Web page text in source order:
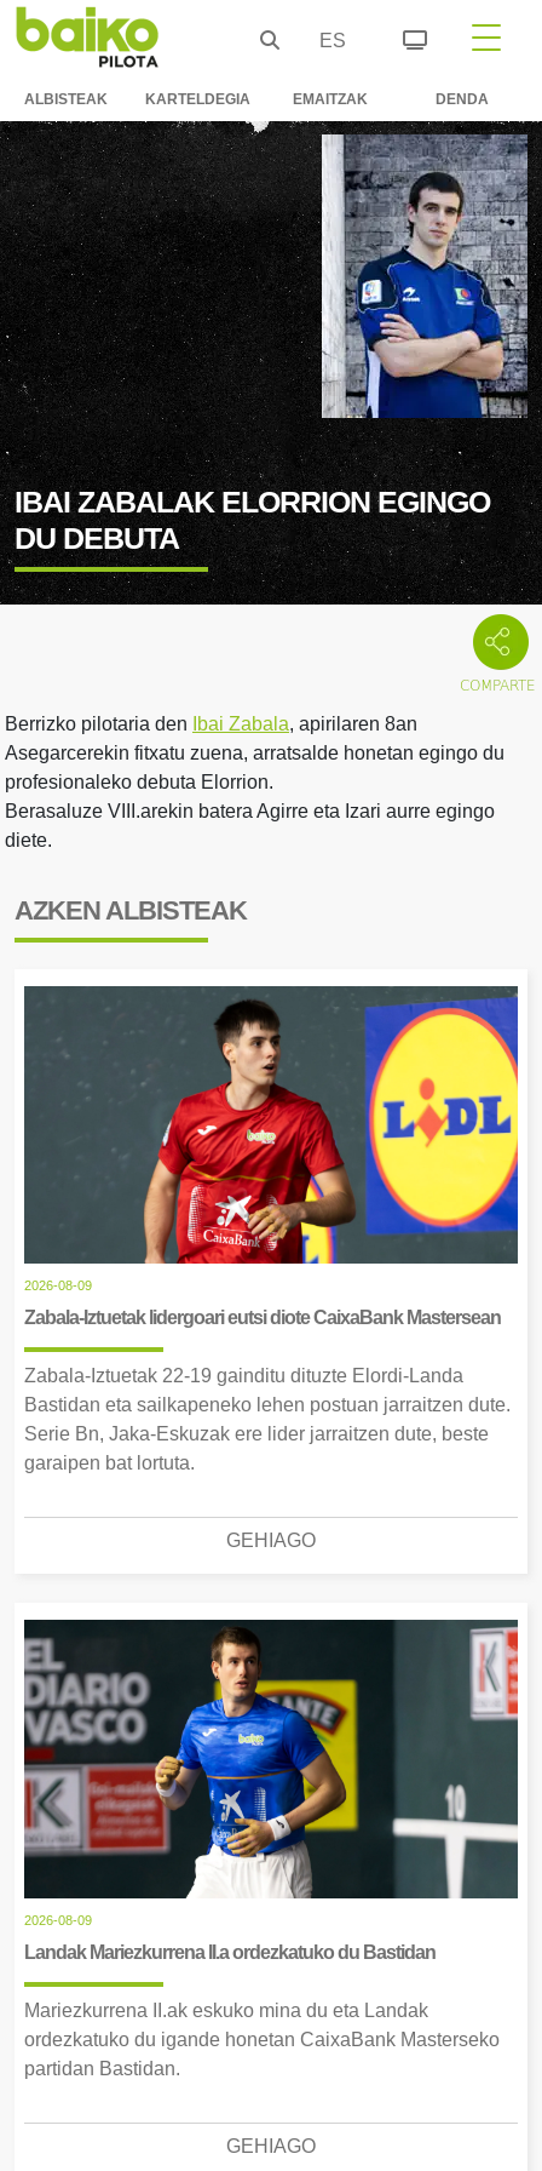
ES
ALBISTEAK KARTELDEGIA EMAITZAK DENDA
IBAI ZABALAK ELORRION EGINGO
DU DEBUTA
Berrizko pilotaria den Ibai Zabala, apirilaren 8an
Asegarcerekin fitxatu zuena, arratsalde honetan egingo du
profesionaleko debuta Elorrion.
Berasaluze VIII.arekin batera Agirre eta Izari aurre egingo
diete.
AZKEN ALBISTEAK
2026-08-09
Zabala-Iztuetak lidergoari eutsi diote CaixaBank Mastersean
Zabala-Iztuetak 22-19 gainditu dituzte Elordi-Landa
Bastidan eta sailkapeneko lehen postuan jarraitzen dute.
Serie Bn, Jaka-Eskuzak ere lider jarraitzen dute, beste
garaipen bat lortuta.
GEHIAGO
2026-08-09
Landak Mariezkurrena II.a ordezkatuko du Bastidan
Mariezkurrena II.ak eskuko mina du eta Landak
ordezkatuko du igande honetan CaixaBank Masterseko
partidan Bastidan.
GEHIAGO